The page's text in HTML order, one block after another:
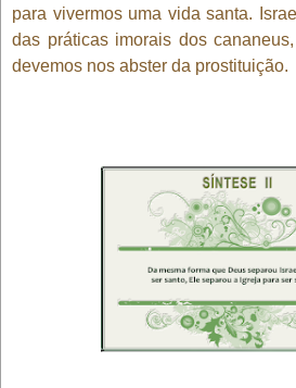
para vivermos uma vida santa.
das práticas imorais dos
devemos nos abster da prostituição.